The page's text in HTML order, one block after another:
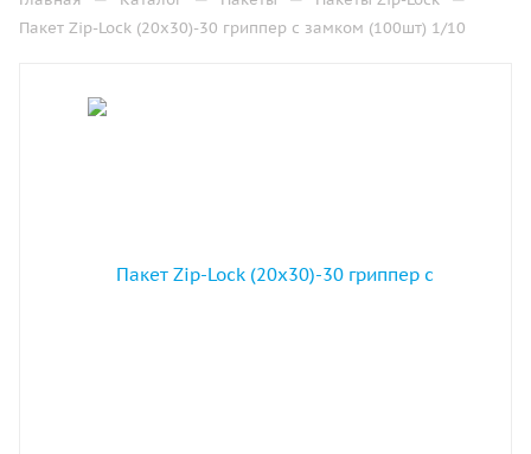
Пакет Zip-Lock (20х30)-30 гриппер с замком (100шт) 1/10